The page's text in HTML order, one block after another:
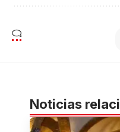
Noticias